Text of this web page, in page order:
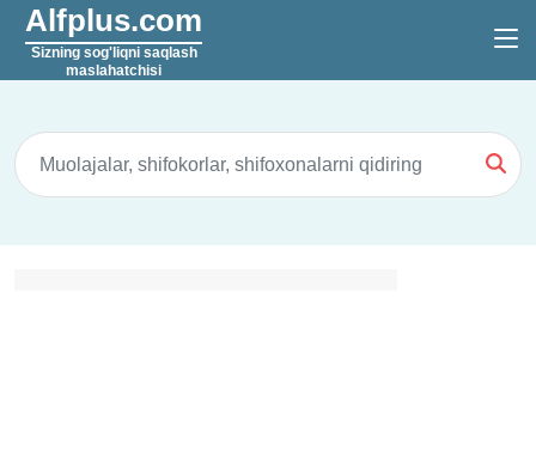
Alfplus.com
Sizning sog'liqni saqlash
maslahatchisi